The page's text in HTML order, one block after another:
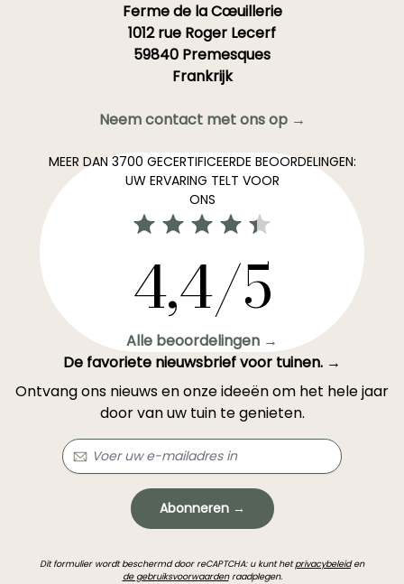
Ferme de la Cœuillerie
1012 rue Roger Lecerf
59840 Premesques
Frankrijk
Neem contact met ons op →
MEER DAN 3700 GECERTIFICEERDE BEOORDELINGEN:
UW ERVARING TELT VOOR
ONS
4,4/5
Alle beoordelingen →
De favoriete nieuwsbrief voor tuinen. →
Ontvang ons nieuws en onze ideeën om het hele jaar
door van uw tuin te genieten.
Abonneren →
Dit formulier wordt beschermd door reCAPTCHA: u kunt hetprivacybeleiden
de gebruiksvoorwaardenraadplegen.